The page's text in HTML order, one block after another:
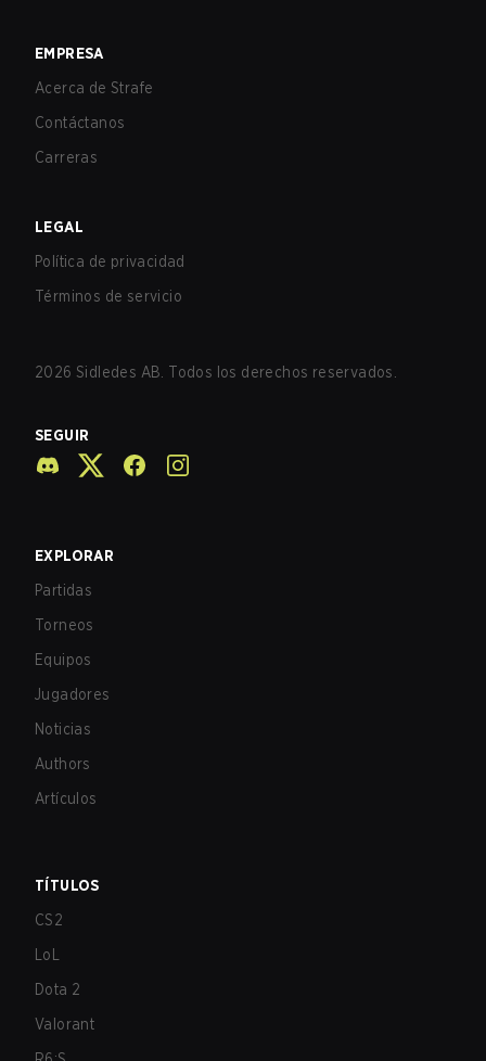
EMPRESA
Acerca de Strafe
Contáctanos
Carreras
LEGAL
Política de privacidad
Términos de servicio
2026 Sidledes AB. Todos los derechos reservados.
SEGUIR
EXPLORAR
Partidas
Torneos
Equipos
Jugadores
Noticias
Authors
Artículos
TÍTULOS
CS2
LoL
Dota 2
Valorant